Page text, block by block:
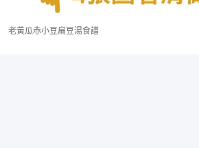
老黃瓜赤小豆扁豆湯食譜